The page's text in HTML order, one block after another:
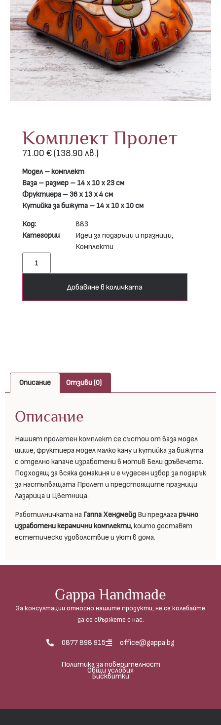
Комплект Пролет
71.00 € (138.90 лв.)
Модел – комплект
Ваза – размер – 14 х 10 х 23 см
Фруктиера – 36 х 13 х 4 см
Кутийка за бижута – 14 х 10 х 10 см
Код:
883
Категории
Идеи за подаръци и празници,
Комплекти
Добавяне в количката
Описание Отзиви (0)
Описание
Нашият пролетен комплект се състои от ваза модел
шише, фруктиера модел малко кану и кутийка за бижута
с отделно капаче изработени в мотив Бели дръвечета.
Подходящ за всяка домакиня и е чудесен избор за подарък
за настъпващата Пролет и предстоящите празници
Лазарица и Цветница.
Работилничката на Гаппа Хендмейд Ви предлага ръчно
изработени керамични комплекти, които доставят
естетическо удоволствие и уют в дома.
Gappa Handmade
За консултации относно нашите продукти, не се колебайте
да се свържете с нас.
0877 898 915 office@gappa.bg
Политика за поверителност
Общи условия
Бисквитки